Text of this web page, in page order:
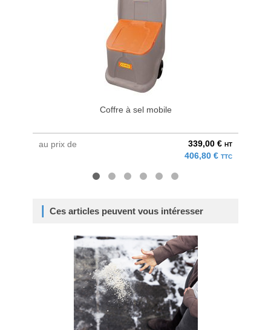
Coffre à sel mobile
au prix de 339,00 € HT
406,80 € TTC
Ces articles peuvent vous intéresser